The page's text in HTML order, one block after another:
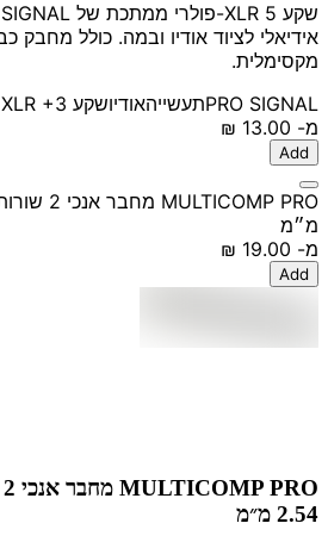
מקסימלית.
PRO SIGNALתעשייהאודיושקע XLR +3
מ-
Add
מ״מ
מ-
Add
2.54 מ״מ